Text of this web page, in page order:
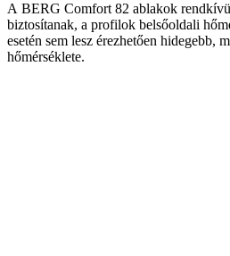
A BERG Comfort 82 ablakok
biztosítanak, a profilok belsőoldali
esetén sem lesz érezhetően hidegebb,
hőmérséklete.